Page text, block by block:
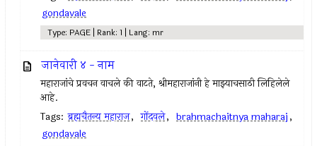
gondavale
Type: PAGE | Rank: 1 | Lang: mr
जानेवारी ४ - नाम
महाराजांचे प्रवचन वाचले की वाटते, श्रीमहाराजांनी हे माझ्याचसाठी लिहिलेले
आहे.
Tags: ब्रह्मचैतन्य महाराज, गोंदवले, brahmachaitnya maharaj,
gondavale